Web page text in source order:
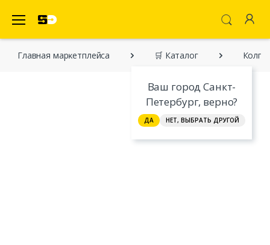
Ваш город Санкт-
Петербург, верно?
ДА НЕТ, ВЫБРАТЬ ДРУГОЙ
Главная марĸетплейса 🛒 Каталог